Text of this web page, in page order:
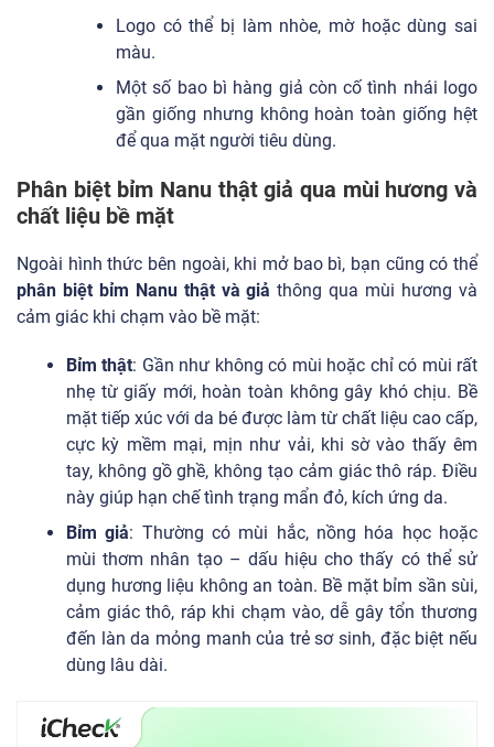
Logo có thể bị làm nhòe, mờ hoặc dùng sai
màu.
Một số bao bì hàng giả còn cố tình nhái logo
gần giống nhưng không hoàn toàn giống hệt
để qua mặt người tiêu dùng.
Phân biệt bỉm Nanu thật giả qua mùi hương và
chất liệu bề mặt
Ngoài hình thức bên ngoài, khi mở bao bì, bạn cũng có thể
phân biệt bỉm Nanu thật và giả thông qua mùi hương và
cảm giác khi chạm vào bề mặt:
Bỉm thật: Gần như không có mùi hoặc chỉ có mùi rất
nhẹ từ giấy mới, hoàn toàn không gây khó chịu. Bề
mặt tiếp xúc với da bé được làm từ chất liệu cao cấp,
cực kỳ mềm mại, mịn như vải, khi sờ vào thấy êm
tay, không gồ ghề, không tạo cảm giác thô ráp. Điều
này giúp hạn chế tình trạng mẩn đỏ, kích ứng da.
Bỉm giả: Thường có mùi hắc, nồng hóa học hoặc
mùi thơm nhân tạo – dấu hiệu cho thấy có thể sử
dụng hương liệu không an toàn. Bề mặt bỉm sần sùi,
cảm giác thô, ráp khi chạm vào, dễ gây tổn thương
đến làn da mỏng manh của trẻ sơ sinh, đặc biệt nếu
dùng lâu dài.